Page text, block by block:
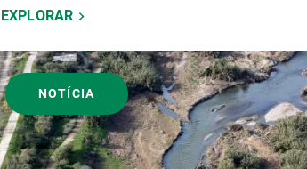
EXPLORAR
NOTÍCIA